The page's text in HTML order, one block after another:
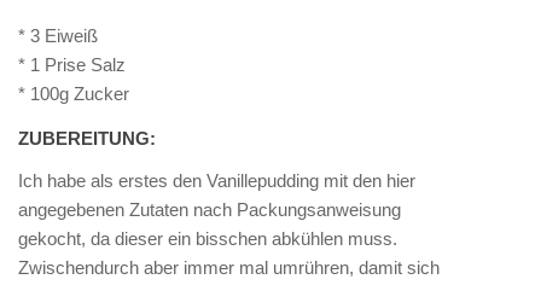
* 3 Eiweiß
* 1 Prise Salz
* 100g Zucker
ZUBEREITUNG:
Ich habe als erstes den Vanillepudding mit den hier
angegebenen Zutaten nach Packungsanweisung
gekocht, da dieser ein bisschen abkühlen muss.
Zwischendurch aber immer mal umrühren, damit sich